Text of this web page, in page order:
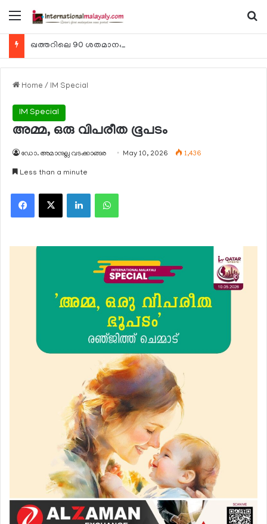
Menu
Home / IM Special
IM Special
അമ്മ, ഒരു വിപരീത ഭൂപടം
ഡോ. അമാനുല്ല വടക്കാങ്ങര May 10, 2026 1,436
Less than a minute
Facebook
X LinkedInWhatsApp